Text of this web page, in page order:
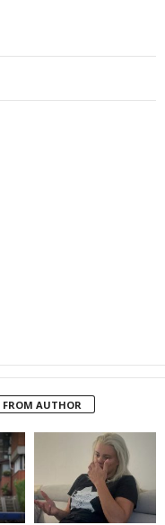
FROM AUTHOR